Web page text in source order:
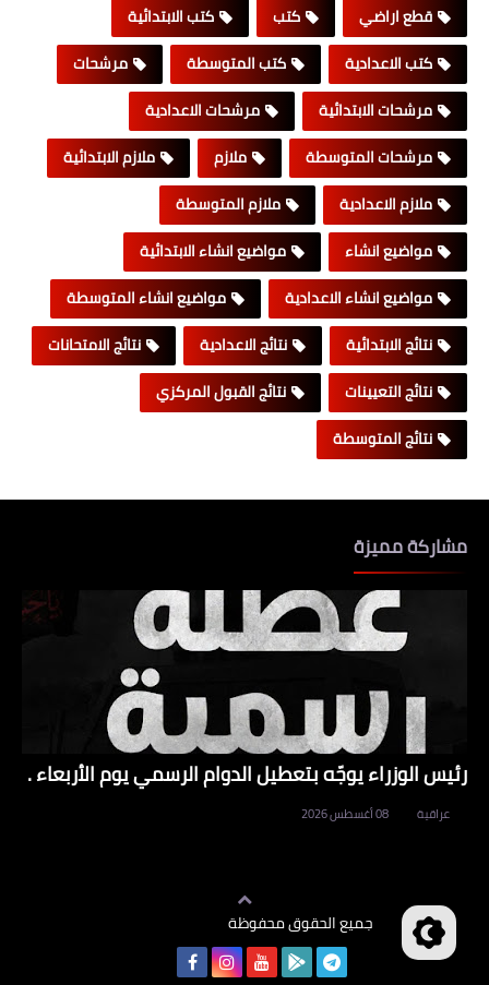
قطع اراضي
كتب
كتب الابتدائية
كتب الاعدادية
كتب المتوسطة
مرشحات
مرشحات الابتدائية
مرشحات الاعدادية
مرشحات المتوسطة
ملازم
ملازم الابتدائية
ملازم الاعدادية
ملازم المتوسطة
مواضيع انشاء
مواضيع انشاء الابتدائية
مواضيع انشاء الاعدادية
مواضيع انشاء المتوسطة
نتائج الابتدائية
نتائج الاعدادية
نتائج الامتحانات
نتائج التعيينات
نتائج القبول المركزي
نتائج المتوسطة
مشاركة مميزة
رئيس الوزراء يوجّه بتعطيل الدوام الرسمي يوم الأربعاء .
عراقية 08 أغسطس 2026
جميع الحقوق محفوظة